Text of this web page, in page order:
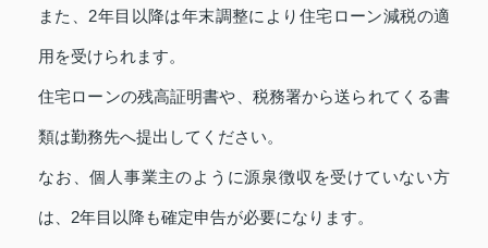
また、2年目以降は年末調整により住宅ローン減税の適
用を受けられます。
住宅ローンの残高証明書や、税務署から送られてくる書
類は勤務先へ提出してください。
なお、個人事業主のように源泉徴収を受けていない方
は、2年目以降も確定申告が必要になります。